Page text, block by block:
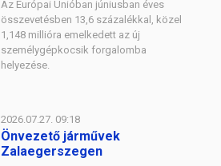
Az Európai Unióban júniusban éves
összevetésben 13,6 százalékkal, közel
1,148 millióra emelkedett az új
személygépkocsik forgalomba
helyezése.
2026.07.27. 09:18
Önvezető járművek
Zalaegerszegen